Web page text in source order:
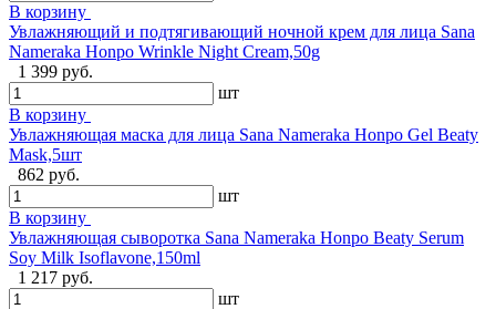
В корзину
Увлажняющий и подтягивающий ночной крем для лица Sana
Nameraka Honpo Wrinkle Night Cream,50g
1 399 руб.
шт
В корзину
Увлажняющая маска для лица Sana Nameraka Honpo Gel Beaty
Mask,5шт
862 руб.
шт
В корзину
Увлажняющая сыворотка Sana Nameraka Honpo Beaty Serum
Soy Milk Isoflavone,150ml
1 217 руб.
шт